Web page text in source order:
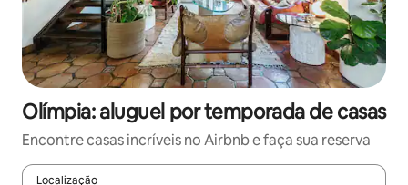
Olímpia: aluguel por temporada de casas
Encontre casas incríveis no Airbnb e faça sua reserva
Localização